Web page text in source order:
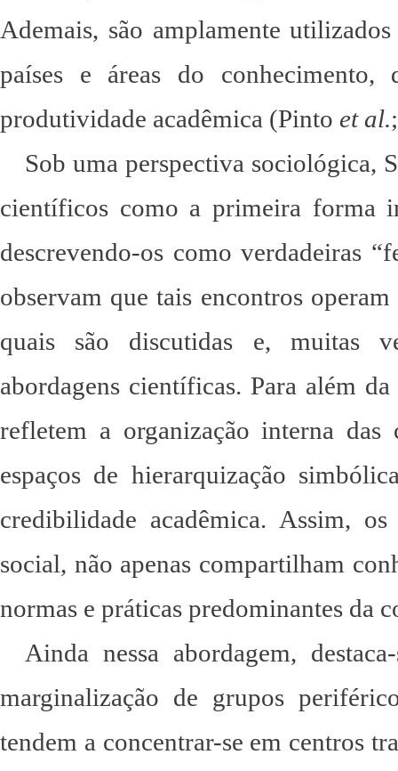
Ademais, são amplamente
países e áreas do
produtividade acadêmica (Pinto et al.
Sob uma perspectiva sociológica,
científicos como a primeira forma
descrevendo-os como verdadeiras
observam que tais encontros
quais são discutidas e, muitas
abordagens científicas. Para além
refletem a organização interna
espaços de hierarquização
credibilidade acadêmica. Assim,
social, não apenas compartilham
normas e práticas predominantes da
Ainda nessa abordagem,
marginalização de grupos
tendem a concentrar-se em centros